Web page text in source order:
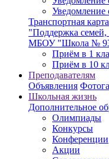
Уведомление
Транспортная
"Поддержка
МБОУ "Школа №
Приём в 1
Приём в 10
Преподавателям
Объявления
Школьная жизнь
Дополнительное
Олимпиады
Конкурсы
Конференции
Акции